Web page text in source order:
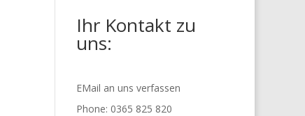
Ihr Kontakt zu
uns:
EMail an uns verfassen
Phone: 0365 825 820